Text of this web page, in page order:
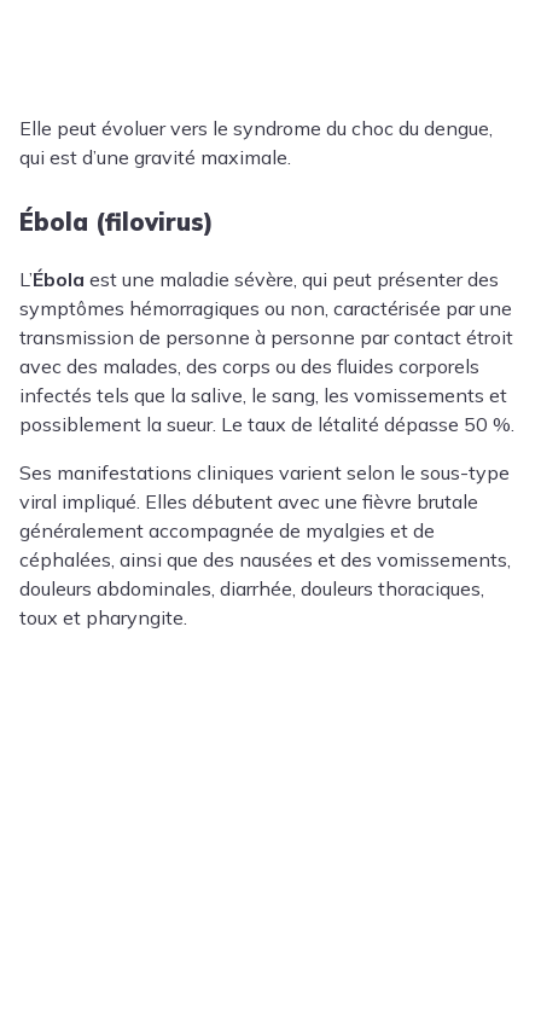
Elle peut évoluer vers le syndrome du choc du dengue,
qui est d’une gravité maximale.
Ébola (filovirus)
L’Ébola est une maladie sévère, qui peut présenter des
symptômes hémorragiques ou non, caractérisée par une
transmission de personne à personne par contact étroit
avec des malades, des corps ou des fluides corporels
infectés tels que la salive, le sang, les vomissements et
possiblement la sueur. Le taux de létalité dépasse 50 %.
Ses manifestations cliniques varient selon le sous-type
viral impliqué. Elles débutent avec une fièvre brutale
généralement accompagnée de myalgies et de
céphalées, ainsi que des nausées et des vomissements,
douleurs abdominales, diarrhée, douleurs thoraciques,
toux et pharyngite.